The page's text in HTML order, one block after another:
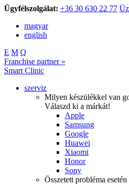
Ügyfélszolgálat: +36 30 630 22 77
magyar
english
E M Q
Franchise partner »
Smart Clinic
szerviz
Milyen készülékkel van
Válaszd ki a márkát!
Apple
Samsung
Google
Huawei
Xiaomi
Honor
Sony
Összetett probléma